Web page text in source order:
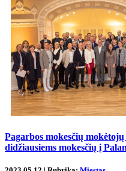
Pagarbos mokesčių
didžiausiems mokesčių į